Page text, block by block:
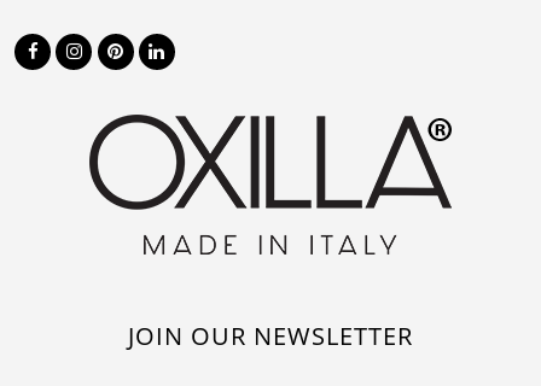
JOIN OUR NEWSLETTER